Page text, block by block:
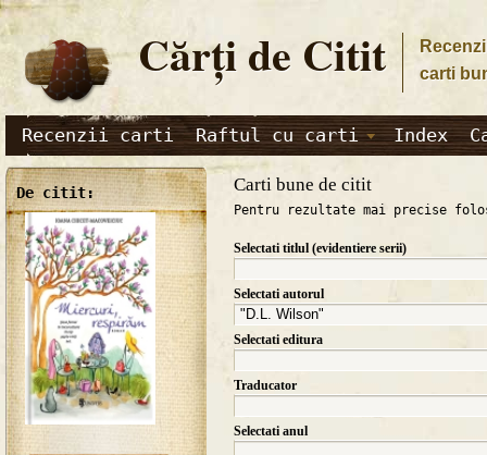
Cărţi de Citit
carti
Recenzii carti Raftul cu carti Index
De citit: Carti bune de citit
Pentru rezultate mai precise
Selectati titlul (evidentiere serii)
Selectati autorul
Selectati editura
Traducator
Selectati anul